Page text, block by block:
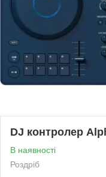
DJ контролер
В наявності
Роздріб